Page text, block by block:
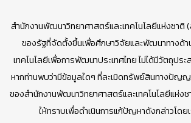
สำนักงานพัฒนาวิทยาศาสตร์และเทคโนโลยีแห่งชาติ
ของรัฐที่จัดตั้งขึ้นเพื่อศึกษาวิจัยและพัฒนาทางด้า
เทคโนโลยีเพื่อการพัฒนาประเทศไทย ไม่ได้มีวัตถุประ
หากท่านพบว่ามีข้อมูลใดๆ ที่ละเมิดทรัพย์สินทางปัญญ
ของสำนักงานพัฒนาวิทยาศาสตร์และเทคโนโลยีแห่ง
ให้ทราบเพื่อดำเนินการแก้ปัญหาดังกล่าวโดย